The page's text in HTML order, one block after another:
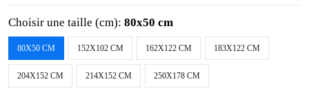
Choisir une taille (cm): 80x50 cm
80X50 CM 152X102 CM 162X122 CM 183X122 CM
204X152 CM 214X152 CM 250X178 CM